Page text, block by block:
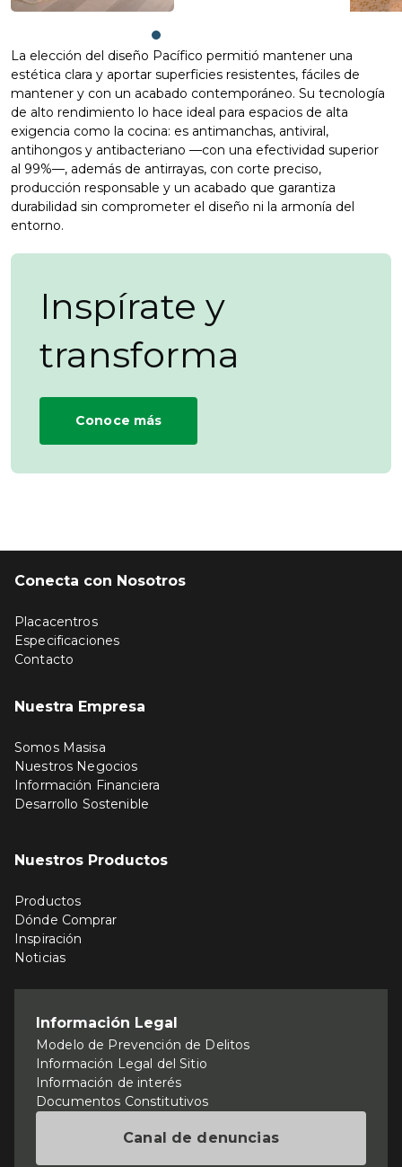
La elección del diseño Pacífico permitió mantener una
estética clara y aportar superficies resistentes, fáciles de
mantener y con un acabado contemporáneo. Su tecnología
de alto rendimiento lo hace ideal para espacios de alta
exigencia como la cocina: es antimanchas, antiviral,
antihongos y antibacteriano —con una efectividad superior
al 99%—, además de antirrayas, con corte preciso,
producción responsable y un acabado que garantiza
durabilidad sin comprometer el diseño ni la armonía del
entorno.
Inspírate y
transforma
Conoce más
Conecta con Nosotros
Placacentros
Especificaciones
Contacto
Nuestra Empresa
Somos Masisa
Nuestros Negocios
Información Financiera
Desarrollo Sostenible
Nuestros Productos
Productos
Dónde Comprar
Inspiración
Noticias
Información Legal
Modelo de Prevención de Delitos
Información Legal del Sitio
Información de interés
Documentos Constitutivos
Canal de denuncias